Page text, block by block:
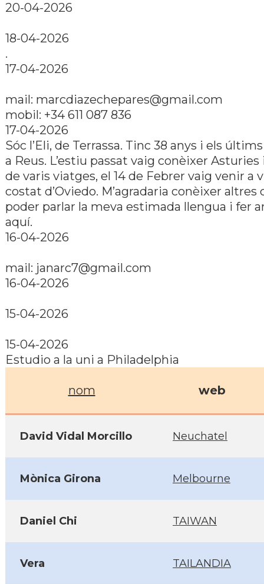
20-04-2026
18-04-2026
.
17-04-2026
mail: marcdiazechepares@gmail.com
mobil: +34 611 087 836
17-04-2026
Sóc l’Eli, de Terrassa. Tinc 38 anys i els
a Reus. L’estiu passat vaig conèixer Asturies
de varis viatges, el 14 de Febrer vaig venir a
costat d’Oviedo. M’agradaria conèixer altres
poder parlar la meva estimada llengua i fer
aquí.
16-04-2026
mail: janarc7@gmail.com
16-04-2026
15-04-2026
15-04-2026
Estudio a la uni a Philadelphia
nom web
David Vidal Morcillo Neuchatel
Mònica Girona Melbourne
Daniel Chi TAIWAN
Vera TAILANDIA